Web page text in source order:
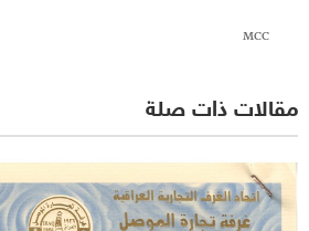
MCC
مقالات ذات صلة